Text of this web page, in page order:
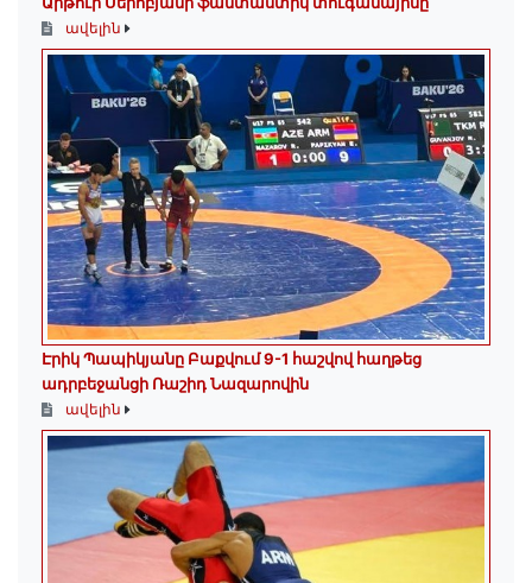
ավելին
Էրիկ Պապիկյանը Բաքվում 9-1 հաշվով հաղթեց
ադրբեջանցի Ռաշիդ Նազարովին
ավելին